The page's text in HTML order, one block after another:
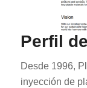
Perfil
Desde 1996,
inyección de